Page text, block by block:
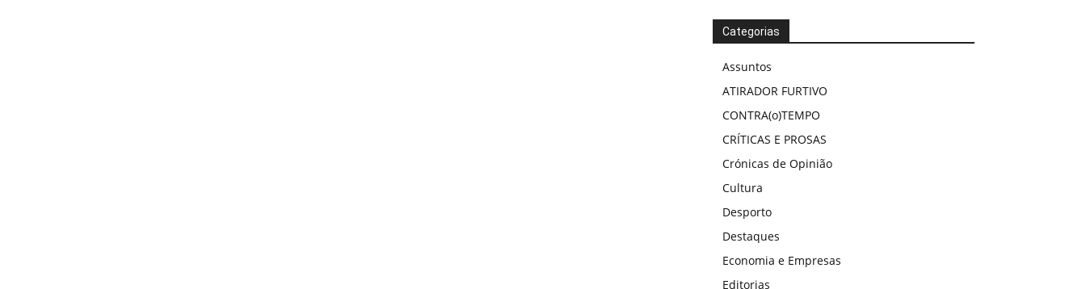
Categorias
Assuntos
ATIRADOR FURTIVO
CONTRA(o)TEMPO
CRÍTICAS E PROSAS
Crónicas de Opinião
Cultura
Desporto
Destaques
Economia e Empresas
Editorias